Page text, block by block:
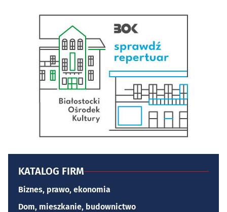
KATALOG FIRM
Biznes, prawo, ekonomia
Dom, mieszkanie, budownictwo